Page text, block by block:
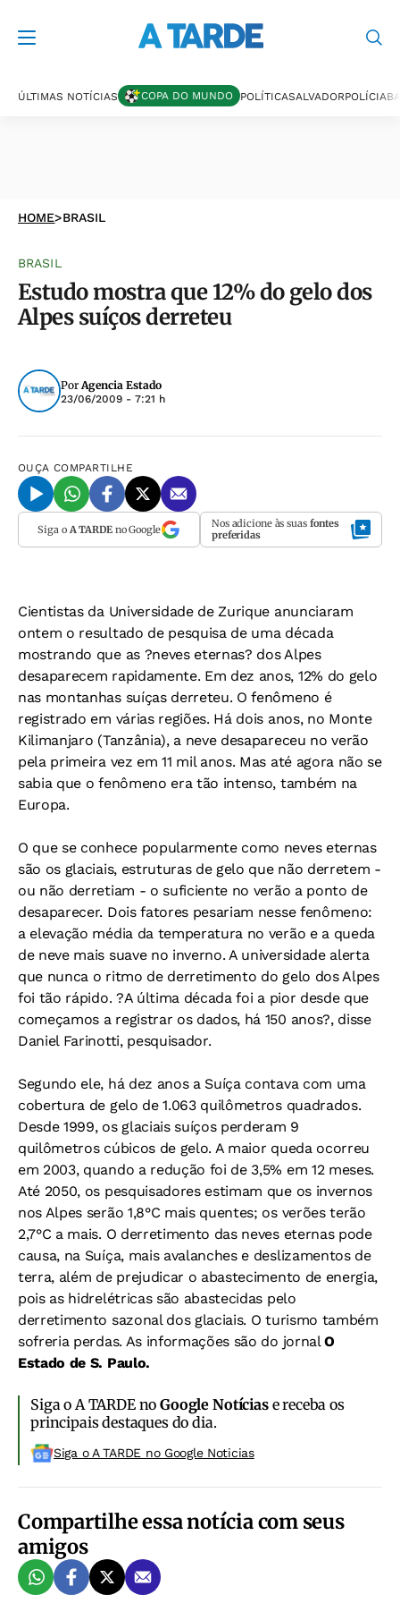
ÚLTIMAS NOTÍCIAS COPA DO MUNDO POLÍTICASALVADORPOLÍCIA
HOME>BRASIL
BRASIL
Estudo mostra que 12% do gelo dos
Alpes suíços derreteu
PorAgencia Estado
23/06/2009 - 7:21 h
OUÇA COMPARTILHE
Siga o A TARDEno Google Nos adicione às suas fontes
preferidas
Cientistas da Universidade de Zurique anunciaram
ontem o resultado de pesquisa de uma década
mostrando que as ?neves eternas? dos Alpes
desaparecem rapidamente. Em dez anos, 12% do gelo
nas montanhas suíças derreteu. O fenômeno é
registrado em várias regiões. Há dois anos, no Monte
Kilimanjaro (Tanzânia), a neve desapareceu no verão
pela primeira vez em 11 mil anos. Mas até agora não se
sabia que o fenômeno era tão intenso, também na
Europa.
O que se conhece popularmente como neves eternas
são os glaciais, estruturas de gelo que não derretem -
ou não derretiam - o suficiente no verão a ponto de
desaparecer. Dois fatores pesariam nesse fenômeno:
a elevação média da temperatura no verão e a queda
de neve mais suave no inverno. A universidade alerta
que nunca o ritmo de derretimento do gelo dos Alpes
foi tão rápido. ?A última década foi a pior desde que
começamos a registrar os dados, há 150 anos?, disse
Daniel Farinotti, pesquisador.
Segundo ele, há dez anos a Suíça contava com uma
cobertura de gelo de 1.063 quilômetros quadrados.
Desde 1999, os glaciais suíços perderam 9
quilômetros cúbicos de gelo. A maior queda ocorreu
em 2003, quando a redução foi de 3,5% em 12 meses.
Até 2050, os pesquisadores estimam que os invernos
nos Alpes serão 1,8°C mais quentes; os verões terão
2,7°C a mais. O derretimento das neves eternas pode
causa, na Suíça, mais avalanches e deslizamentos de
terra, além de prejudicar o abastecimento de energia,
pois as hidrelétricas são abastecidas pelo
derretimento sazonal dos glaciais. O turismo também
sofreria perdas. As informações são do jornalO
Estado de S. Paulo.
Siga o A TARDE noGoogle Notíciase receba os
principais destaques do dia.
Siga o A TARDE no Google Noticias
Compartilhe essa notícia com seus
amigos